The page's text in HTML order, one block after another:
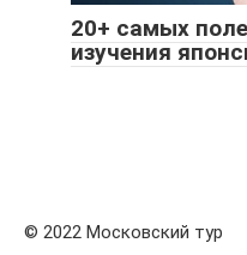
20+ самых
изучения
© 2022 Московский тур